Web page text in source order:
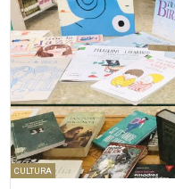
CULTURA